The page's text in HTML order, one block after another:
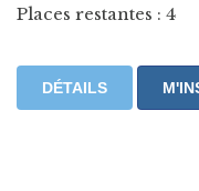
Places restantes : 4
DÉTAILS